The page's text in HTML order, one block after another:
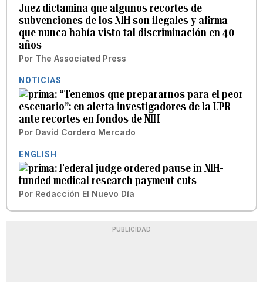
Juez dictamina que algunos recortes de
subvenciones de los NIH son ilegales y afirma
que nunca había visto tal discriminación en 40
años
Por The Associated Press
NOTICIAS
“Tenemos que prepararnos para el peor
escenario”: en alerta investigadores de la UPR
ante recortes en fondos de NIH
Por David Cordero Mercado
ENGLISH
Federal judge ordered pause in NIH-
funded medical research payment cuts
Por Redacción El Nuevo Día
PUBLICIDAD